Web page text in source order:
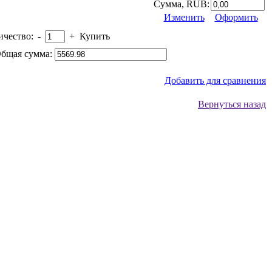
Сумма, RUB:
Изменить
Оформить
- + Купить
сумма:
Добавить для сравнения
Вернуться назад